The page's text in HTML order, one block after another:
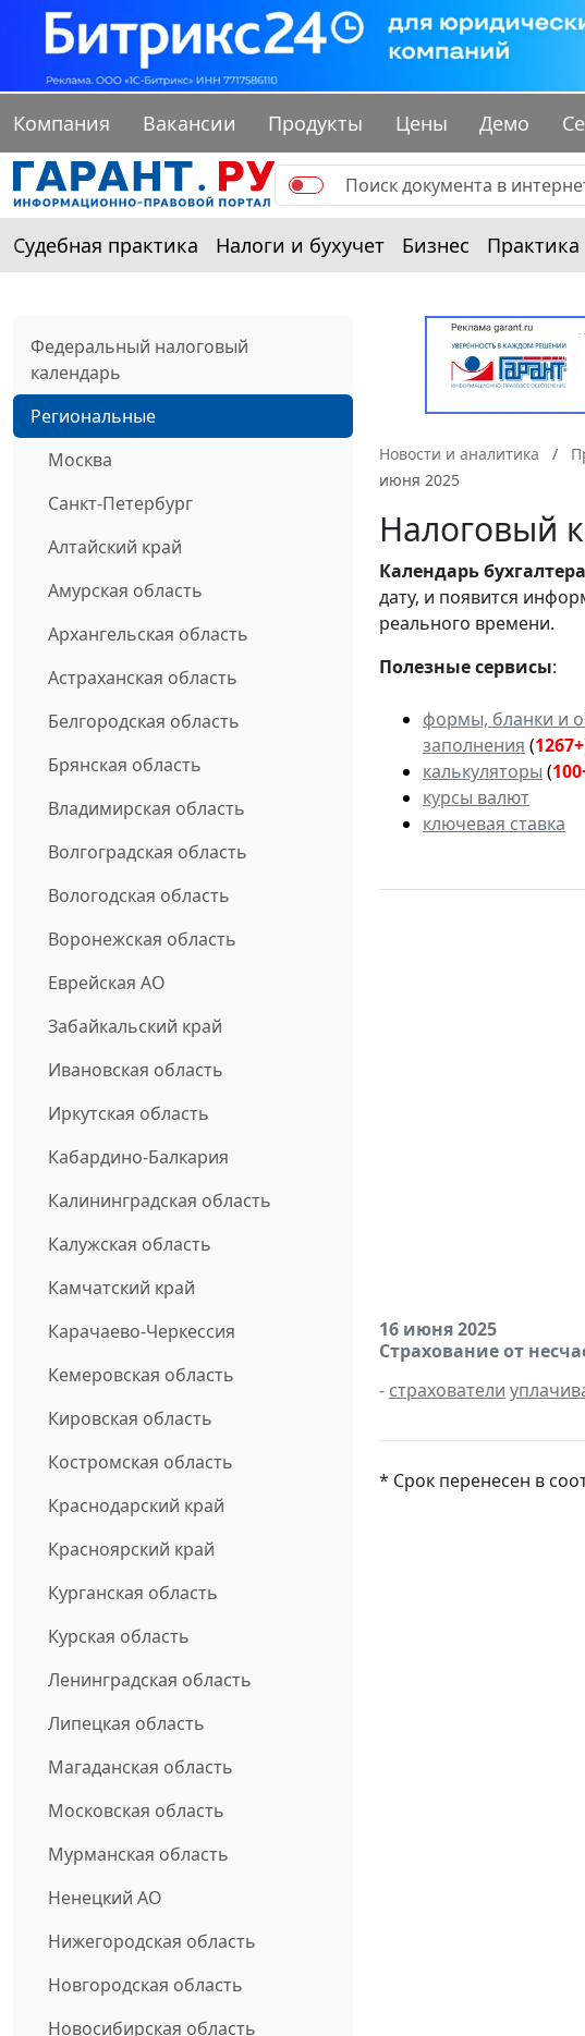
Компания Вакансии Продукты Цены Демо
Судебная практика Налоги и бухучет Бизнес Практика
Федеральный налоговый
календарь
Региональные
Москва
Санкт-Петербург
Алтайский край
Амурская область
Архангельская область
Астраханская область
Белгородская область
Брянская область
Владимирская область
Волгоградская область
Вологодская область
Воронежская область
Еврейская АО
Забайкальский край
Ивановская область
Иркутская область
Кабардино-Балкария
Калининградская область
Калужская область
Камчатский край
Карачаево-Черкессия
Кемеровская область
Кировская область
Костромская область
Краснодарский край
Красноярский край
Курганская область
Курская область
Ленинградская область
Липецкая область
Магаданская область
Московская область
Мурманская область
Ненецкий АО
Нижегородская область
Новгородская область
Новосибирская область
Новости и аналитика
июня 2025
Налоговый
Календарьбухгалтера
дату, и появится
реального времени.
Полезные сервисы:
формы, бланки и
заполнения (1267+
калькуляторы (
курсы валют
ключевая ставка
16 июня 2025
Страхование от
- страхователи
* Срок перенесен в